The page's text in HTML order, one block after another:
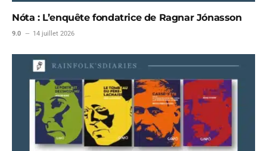
Nóta : L’enquête fondatrice de Ragnar Jónasson
9.0 14 juillet 2026